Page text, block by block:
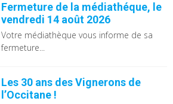
Fermeture de la médiathéque, le
vendredi 14 août 2026
Votre médiathèque vous informe de sa
fermeture...
Les 30 ans des Vignerons de
l’Occitane !